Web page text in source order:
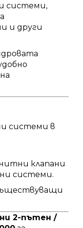
системи,
и други
системи в
клапани
системи.
2-пътен /